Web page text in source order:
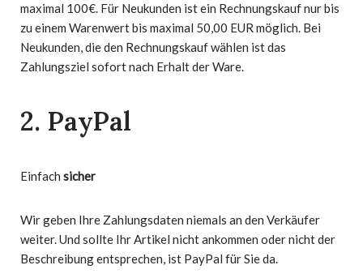
maximal 100€. Für Neukunden ist ein Rechnungskauf nur bis
zu einem Warenwert bis maximal 50,00 EUR möglich. Bei
Neukunden, die den Rechnungskauf wählen ist das
Zahlungsziel sofort nach Erhalt der Ware.
2. PayPal
Einfach sicher
Wir geben Ihre Zahlungsdaten niemals an den Verkäufer
weiter. Und sollte Ihr Artikel nicht ankommen oder nicht der
Beschreibung entsprechen, ist PayPal für Sie da.